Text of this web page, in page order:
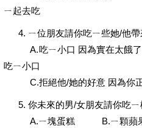
ㄧ起去吃
4. ㄧ位朋友請你吃ㄧ些她/他帶
A.吃ㄧ小口 因為實在太
吃ㄧ小口
C.拒絕他/她的好意 因
5. 你未來的男/女朋友請你吃ㄧ
A.ㄧ塊蛋糕 B.ㄧ顆